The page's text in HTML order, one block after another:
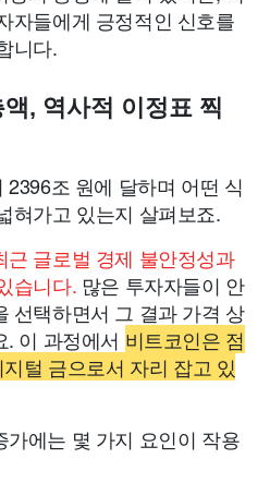
자들에게 긍정적인 신호를
니다.
, 역사적 이정표 찍
조 원에 달하며 어떤 식
혀가고 있는지 살펴보죠.
글로벌 경제 불안정성과
습니다. 많은 투자자들이 안
선택하면서 그 결과 가격 상
. 이 과정에서 비트코인은 점
털 금으로서 자리 잡고 있
에는 몇 가지 요인이 작용